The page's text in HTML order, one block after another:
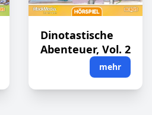
Dinotastische
Abenteuer, Vol. 2
mehr